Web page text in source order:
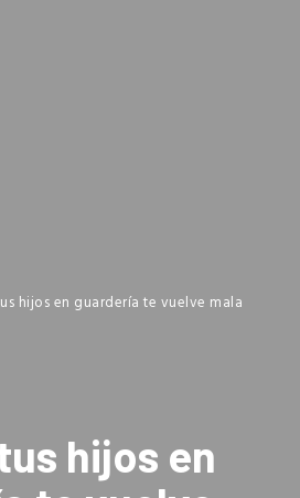
hijos en guardería te vuelve mala
hijos en